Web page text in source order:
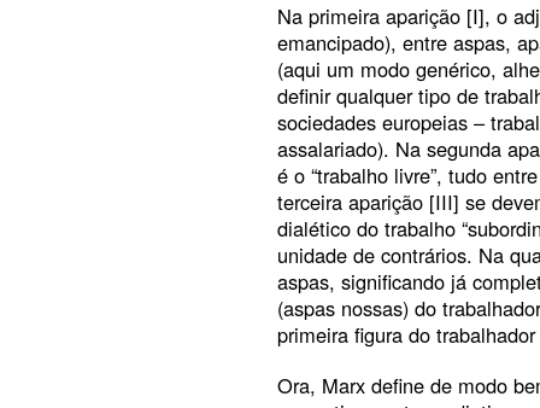
Na primeira aparição [I], o
emancipado), entre aspas,
(aqui um modo genérico,
definir qualquer tipo de
sociedades europeias –
assalariado). Na segunda
é o “trabalho livre”, tudo
terceira aparição [III] se
dialético do trabalho
unidade de contrários. Na
aspas, significando já
(aspas nossas) do
primeira figura do
Ora, Marx define de modo